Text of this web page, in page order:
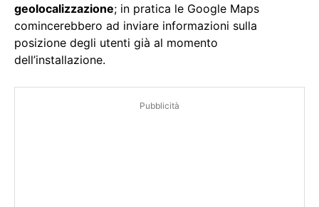
geolocalizzazione; in pratica le Google Maps
comincerebbero ad inviare informazioni sulla
posizione degli utenti già al momento
dell’installazione.
Pubblicità